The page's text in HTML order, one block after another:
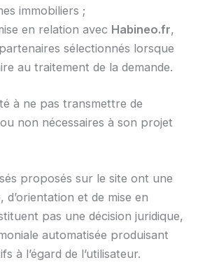
immobiliers ;
en relation avec Habineo.fr,
sélectionnés lorsque
au traitement de la demande.
à ne pas transmettre de
non nécessaires à son projet
proposés sur le site ont une
d’orientation et de mise en
pas une décision juridique,
automatisée produisant
à l’égard de l’utilisateur.